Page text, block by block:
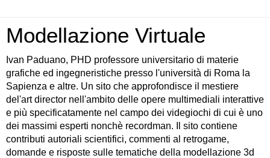
Modellazione Virtuale
Ivan Paduano, PHD professore universitario di materie
grafiche ed ingegneristiche presso l'università di Roma la
Sapienza e altre. Un sito che approfondisce il mestiere
del'art director nell'ambito delle opere multimediali interattive
e più specificatamente nel campo dei videgiochi di cui è uno
dei massimi esperti nonchè recordman. Il sito contiene
contributi autoriali scientifici, commenti al retrogame,
domande e risposte sulle tematiche della modellazione 3d